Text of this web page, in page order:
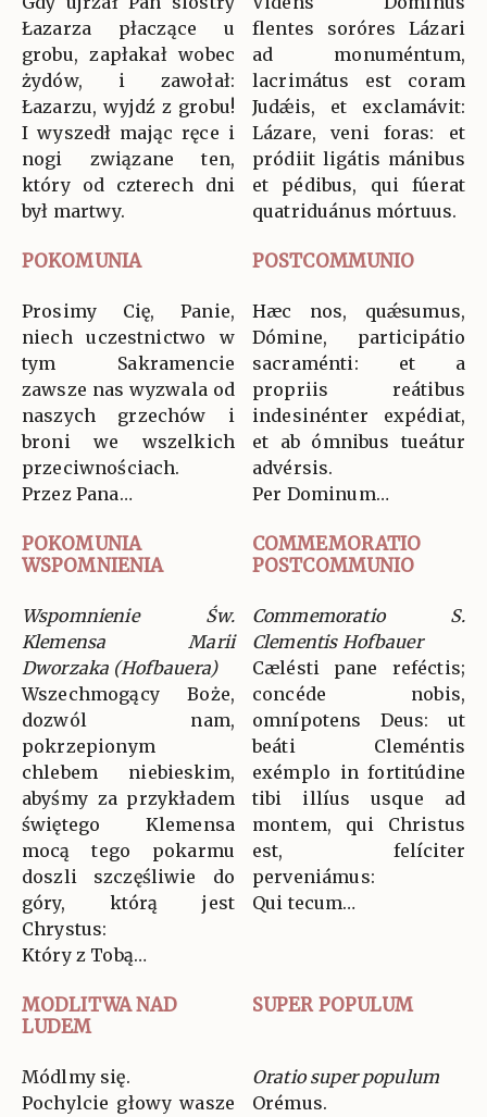
Łazarza płaczące u
grobu, zapłakał wobec
żydów, i zawołał:
Łazarzu, wyjdź z grobu!
I wyszedł mając ręce i
nogi związane ten,
który od czterech dni
był martwy.
flentes soróres Lázari
ad monuméntum,
lacrimátus est coram
Judǽis, et exclamávit:
Lázare, veni foras: et
pródiit ligátis mánibus
et pédibus, qui fúerat
quatriduánus mórtuus.
POKOMUNIA POSTCOMMUNIO
Prosimy Cię, Panie,
niech uczestnictwo w
tym Sakramencie
zawsze nas wyzwala od
naszych grzechów i
broni we wszelkich
przeciwnościach.
Przez Pana…
Hæc nos, quǽsumus,
Dómine, participátio
sacraménti: et a
propriis reátibus
indesinénter expédiat,
et ab ómnibus tueátur
advérsis.
Per Dominum…
POKOMUNIA
WSPOMNIENIA
COMMEMORATIO
POSTCOMMUNIO
Wspomnienie Św.
Klemensa Marii
Dworzaka (Hofbauera)
Wszechmogący Boże,
dozwól nam,
pokrzepionym
chlebem niebieskim,
abyśmy za przykładem
świętego Klemensa
mocą tego pokarmu
doszli szczęśliwie do
góry, którą jest
Chrystus:
Który z Tobą…
Commemoratio S.
Clementis Hofbauer
Cælésti pane reféctis;
concéde nobis,
omnípotens Deus: ut
beáti Cleméntis
exémplo in fortitúdine
tibi illíus usque ad
montem, qui Christus
est, felíciter
perveniámus:
Qui tecum…
MODLITWA NAD
LUDEM
SUPER POPULUM
Módlmy się.
Pochylcie głowy wasze
Oratio super populum
Orémus.